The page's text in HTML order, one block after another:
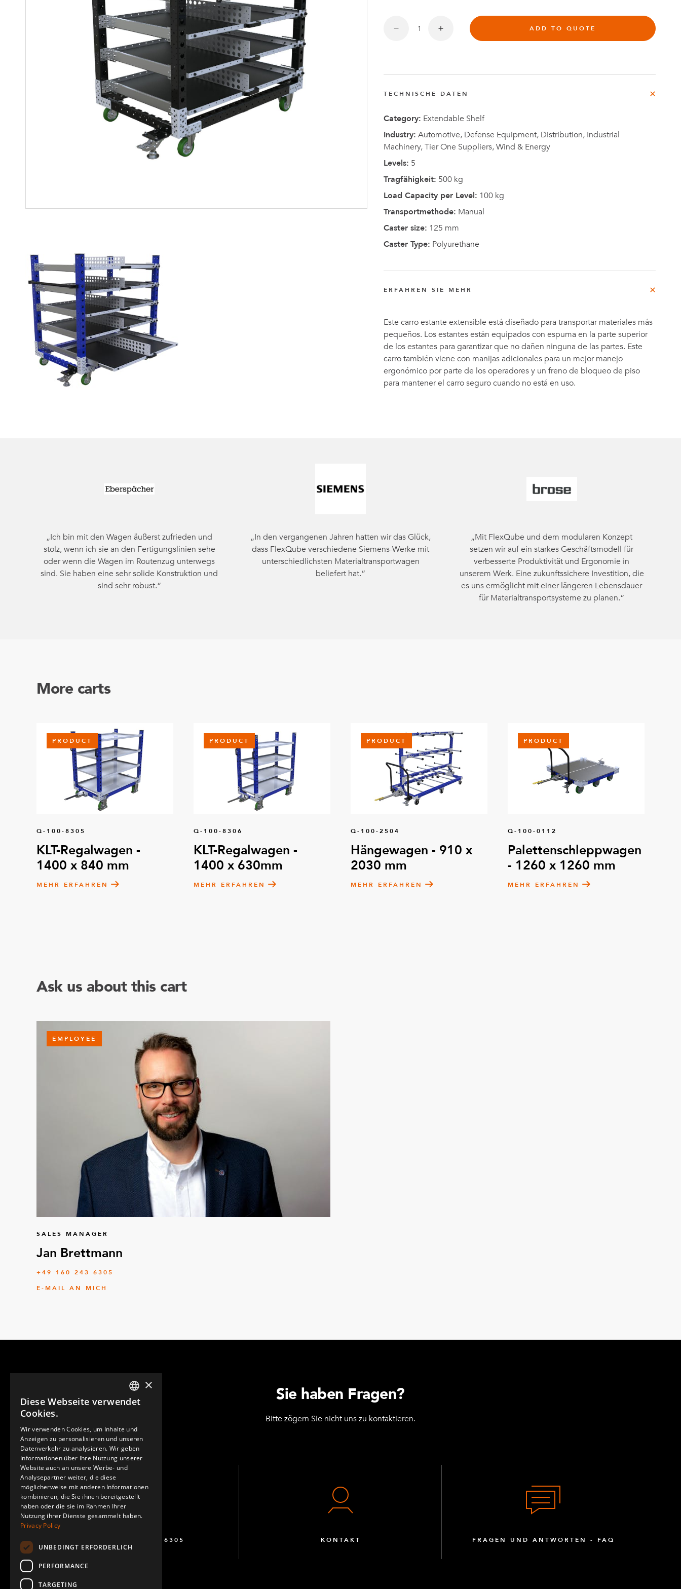
Mutter-Tochter-Lösungen
Montagewagen und
Speziallösungen
Bauteile
Anders
von
FlexQube
ADD TO QUOTE
TECHNISCHE DATEN
Category: Extendable Shelf
Industry: Automotive, Defense Equipment, Distribution, Industrial
Machinery, Tier One Suppliers, Wind & Energy
Levels: 5
Tragfähigkeit: 500 kg
Load Capacity per Level: 100 kg
Transportmethode: Manual
Caster size: 125 mm
Caster Type: Polyurethane
ERFAHREN SIE MEHR
Este carro estante extensible está diseñado para transportar materiales más
pequeños. Los estantes están equipados con espuma en la parte superior
de los estantes para garantizar que no dañen ninguna de las partes. Este
carro también viene con manijas adicionales para un mejor manejo
ergonómico por parte de los operadores y un freno de bloqueo de piso
para mantener el carro seguro cuando no está en uso.
„Ich bin mit den Wagen äußerst zufrieden und
stolz, wenn ich sie an den Fertigungslinien sehe
oder wenn die Wagen im Routenzug unterwegs
sind. Sie haben eine sehr solide Konstruktion und
sind sehr robust.“
„In den vergangenen Jahren hatten wir das Glück,
dass FlexQube verschiedene Siemens-Werke mit
unterschiedlichsten Materialtransportwagen
beliefert hat.“
„Mit FlexQube und dem modularen Konzept
setzen wir auf ein starkes Geschäftsmodell für
verbesserte Produktivität und Ergonomie in
unserem Werk. Eine zukunftssichere Investition, die
es uns ermöglicht mit einer längeren Lebensdauer
für Materialtransportsysteme zu planen.“
More carts
PRODUCT
Q-100-8305
KLT-Regalwagen -
1400 x 840 mm
MEHR ERFAHREN
PRODUCT
Q-100-8306
KLT-Regalwagen -
1400 x 630mm
MEHR ERFAHREN
PRODUCT
Q-100-2504
Hängewagen - 910 x
2030 mm
MEHR ERFAHREN
PRODUCT
Q-100-0112
Palettenschleppwagen
- 1260 x 1260 mm
MEHR ERFAHREN
Ask us about this cart
EMPLOYEE
SALES MANAGER
Jan Brettmann
+49 160 243 6305
E-MAIL AN MICH
Sie haben Fragen?
Bitte zögern Sie nicht uns zu kontaktieren.
+49 (0) 160 243 6305 KONTAKT FRAGEN UND ANTWORTEN - FAQ
ENGLISH
×
Diese Webseite verwendet
Cookies.
Wir verwenden Cookies, um Inhalte und
Anzeigen zu personalisieren und unseren
Datenverkehr zu analysieren. Wir geben
Informationen über Ihre Nutzung unserer
Website auch an unsere Werbe- und
Analysepartner weiter, die diese
möglicherweise mit anderen Informationen
kombinieren, die Sie ihnen bereitgestellt
haben oder die sie im Rahmen Ihrer
Nutzung ihrer Dienste gesammelt haben.
Privacy Policy
UNBEDINGT ERFORDERLICH
PERFORMANCE
TARGETING